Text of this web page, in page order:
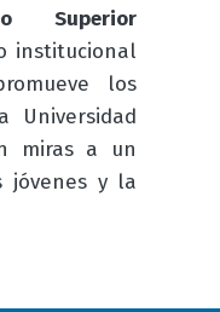
Superior
institucional
los
miras a un
jóvenes y la